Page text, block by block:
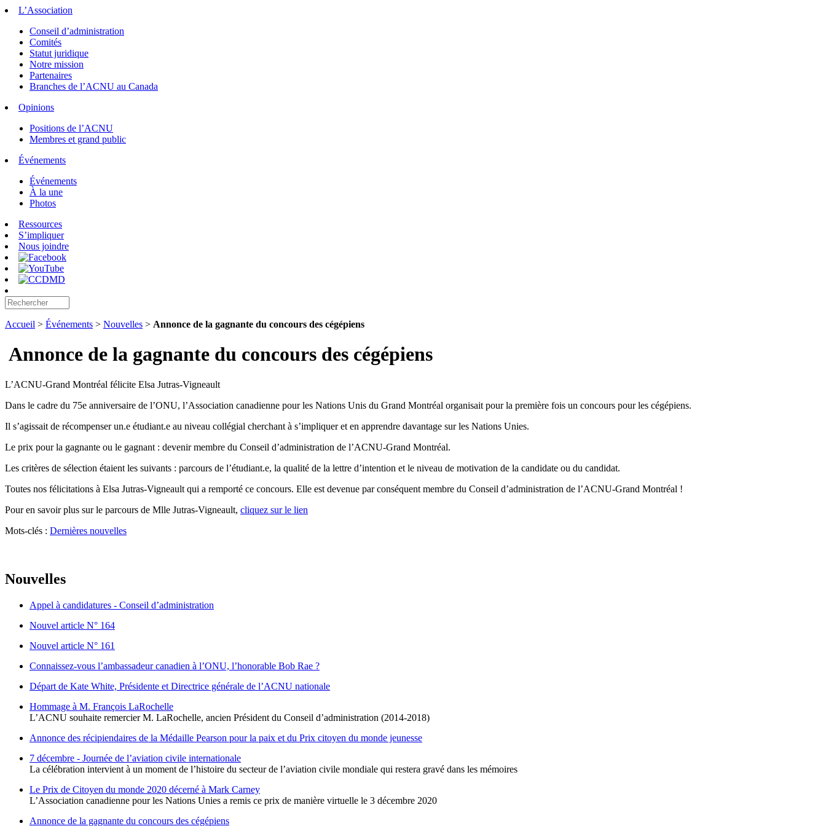
L’Association
Conseil d’administration
Comités
Statut juridique
Notre mission
Partenaires
Branches de l’ACNU au Canada
Opinions
Positions de l’ACNU
Membres et grand public
Événements
Événements
À la une
Photos
Ressources
S’impliquer
Nous joindre
Accueil > Événements > Nouvelles > Annonce de la gagnante du concours des cégépiens
Annonce de la gagnante du concours des cégépiens
L’ACNU-Grand Montréal félicite Elsa Jutras-Vigneault
Dans le cadre du 75e anniversaire de l’ONU, l’Association canadienne pour les Nations Unis du Grand Montréal organisait pour la première fois un concours pour les cégépiens.
Il s’agissait de récompenser un.e étudiant.e au niveau collégial cherchant à s’impliquer et en apprendre davantage sur les Nations Unies.
Le prix pour la gagnante ou le gagnant : devenir membre du Conseil d’administration de l’ACNU-Grand Montréal.
Les critères de sélection étaient les suivants : parcours de l’étudiant.e, la qualité de la lettre d’intention et le niveau de motivation de la candidate ou du candidat.
Toutes nos félicitations à Elsa Jutras-Vigneault qui a remporté ce concours. Elle est devenue par conséquent membre du Conseil d’administration de l’ACNU-Grand Montréal !
Pour en savoir plus sur le parcours de Mlle Jutras-Vigneault, cliquez sur le lien
Mots-clés : Dernières nouvelles
Nouvelles
Appel à candidatures - Conseil d’administration
Nouvel article N° 164
Nouvel article N° 161
Connaissez-vous l’ambassadeur canadien à l’ONU, l’honorable Bob Rae ?
Départ de Kate White, Présidente et Directrice générale de l’ACNU nationale
Hommage à M. François LaRochelle
L’ACNU souhaite remercier M. LaRochelle, ancien Président du Conseil d’administration (2014-2018)
Annonce des récipiendaires de la Médaille Pearson pour la paix et du Prix citoyen du monde jeunesse
7 décembre - Journée de l’aviation civile internationale
La célébration intervient à un moment de l’histoire du secteur de l’aviation civile mondiale qui restera gravé dans les mémoires
Le Prix de Citoyen du monde 2020 décerné à Mark Carney
L’Association canadienne pour les Nations Unies a remis ce prix de manière virtuelle le 3 décembre 2020
Annonce de la gagnante du concours des cégépiens